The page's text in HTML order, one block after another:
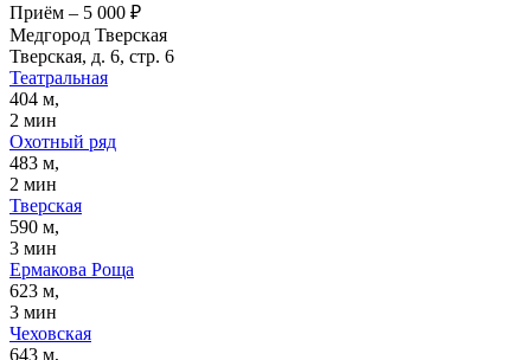
Приём – 5 000 ₽
Медгород Тверская
Тверская, д. 6, стр. 6
Театральная
404 м,
2 мин
Охотный ряд
483 м,
2 мин
Тверская
590 м,
3 мин
Ермакова Роща
623 м,
3 мин
Чеховская
643 м,